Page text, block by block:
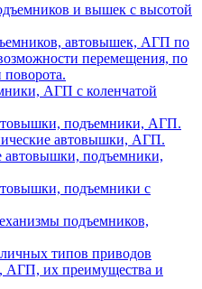
и вышек с высотой
автовышек, АГП по
перемещения, по
АГП с коленчатой
подъемники, АГП.
автовышки, АГП.
автовышки, подъемники,
подъемники с
подъемников,
типов приводов
АГП, их преимущества и